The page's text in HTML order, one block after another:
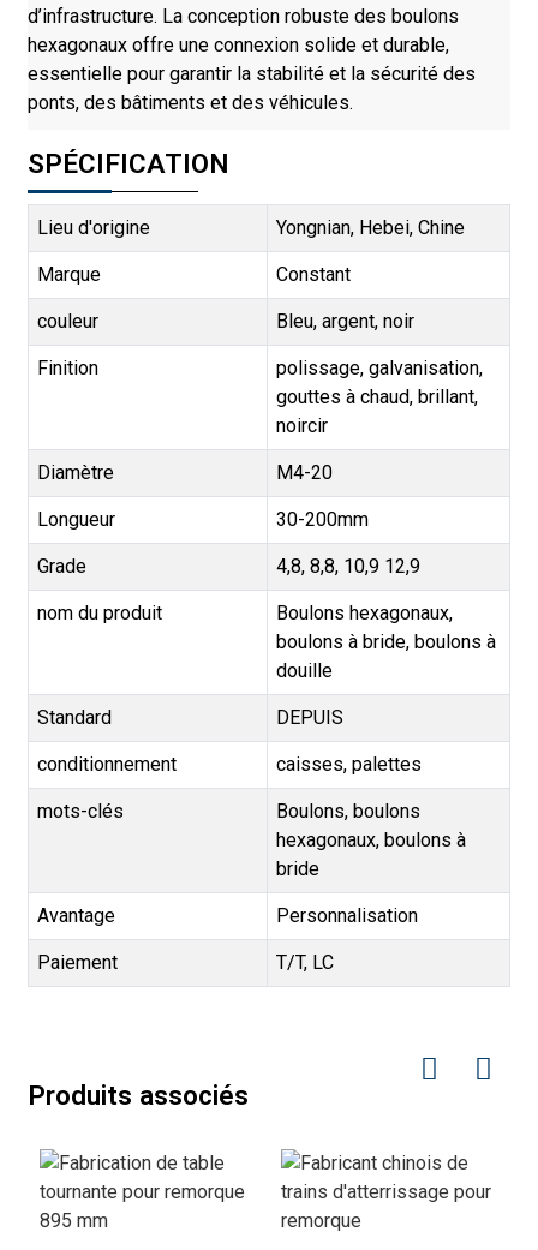
d’infrastructure. La conception robuste des boulons
hexagonaux offre une connexion solide et durable,
essentielle pour garantir la stabilité et la sécurité des
ponts, des bâtiments et des véhicules.
SPÉCIFICATION
Lieu d'origine Yongnian, Hebei, Chine
Marque Constant
couleur Bleu, argent, noir
Finition
polissage, galvanisation,
gouttes à chaud, brillant,
noircir
Diamètre M4-20
Longueur 30-200mm
Grade 4,8, 8,8, 10,9 12,9
nom du produit
Boulons hexagonaux,
boulons à bride, boulons à
douille
Standard DEPUIS
conditionnement caisses, palettes
mots-clés
Boulons, boulons
hexagonaux, boulons à
bride
Avantage Personnalisation
Paiement T/T, LC
Produits associés